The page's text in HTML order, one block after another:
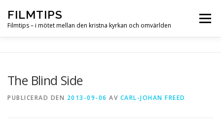
innehåll
FILMTIPS
Filmtips – i mötet mellan den kristna kyrkan och omvärlden
Meny
The Blind Side
PUBLICERAD DEN 2013-09-06 AV CARL-JOHAN FREED